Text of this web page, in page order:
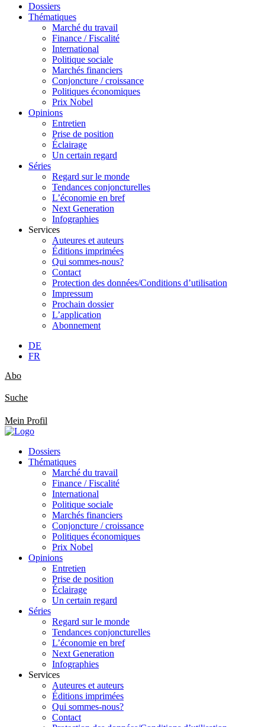
Dossiers
Thématiques
Marché du travail
Finance / Fiscalité
International
Politique sociale
Marchés financiers
Conjoncture / croissance
Politiques économiques
Prix Nobel
Opinions
Entretien
Prise de position
Éclairage
Un certain regard
Séries
Regard sur le monde
Tendances conjoncturelles
L’économie en bref
Next Generation
Infographies
Services
Auteures et auteurs
Éditions imprimées
Qui sommes-nous?
Contact
Protection des données/Conditions d’utilisation
Impressum
Prochain dossier
L’application
Abonnement
DE
FR
Abo
Suche
Mein Profil
Dossiers
Thématiques
Marché du travail
Finance / Fiscalité
International
Politique sociale
Marchés financiers
Conjoncture / croissance
Politiques économiques
Prix Nobel
Opinions
Entretien
Prise de position
Éclairage
Un certain regard
Séries
Regard sur le monde
Tendances conjoncturelles
L’économie en bref
Next Generation
Infographies
Services
Auteures et auteurs
Éditions imprimées
Qui sommes-nous?
Contact